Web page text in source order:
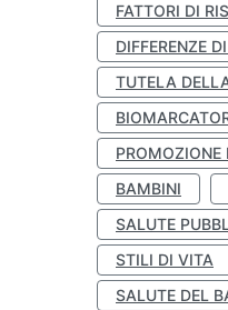
FATTORI DI
DIFFERENZE
TUTELA
PROMOZIONE
BAMBINI
SALUTE
STILI DI VITA
SALUTE DEL